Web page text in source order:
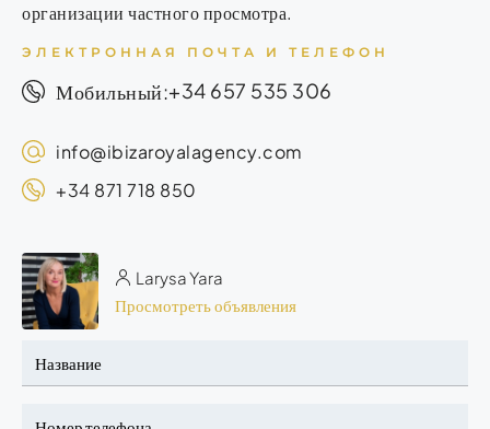
организации частного просмотра.
ЭЛЕКТРОННАЯ ПОЧТА И ТЕЛЕФОН
Мобильный:+34 657 535 306
info@ibizaroyalagency.com
+34 871 718 850
Larysa Yara
Просмотреть объявления